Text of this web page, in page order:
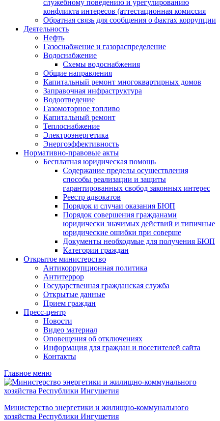
служебному поведению и урегулированию
конфликта интересов (аттестационная комиссия
Обратная связь для сообщения о фактах коррупции
Деятельность
Нефть
Газоснабжение и газораспределение
Водоснабжение
Схемы водоснабжения
Общие направления
Капитальный ремонт многоквартирных домов
Заправочная инфраструктура
Водоотведение
Газомоторное топливо
Капитальный ремонт
Теплоснабжение
Электроэнергетика
Энергоэффективность
Нормативно-правовые акты
Бесплатная юридическая помощь
Содержание пределы осуществления
способы реализации и защиты
гарантированных свобод законных интерес
Реестр адвокатов
Порядок и случаи оказания БЮП
Порядок совершения гражданами
юридически значимых действий и типичные
юридические ошибки при соверше
Документы необходмые для получения БЮП
Категории граждан
Открытое министерство
Антикоррупционная политика
Антитеррор
Государственная гражданская служба
Открытые данные
Прием граждан
Пресс-центр
Новости
Видео материал
Оповещения об отключениях
Информация для граждан и посетителей сайта
Контакты
Главное меню
Министерство энергетики и жилищно-коммунального
хозяйства Республики Ингушетия